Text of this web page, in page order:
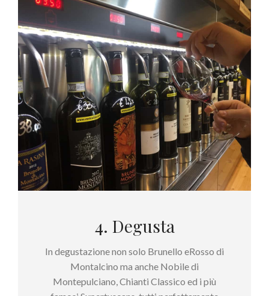
4. Degusta
In degustazione non solo Brunello eRosso di
Montalcino ma anche Nobile di
Montepulciano, Chianti Classico ed i più